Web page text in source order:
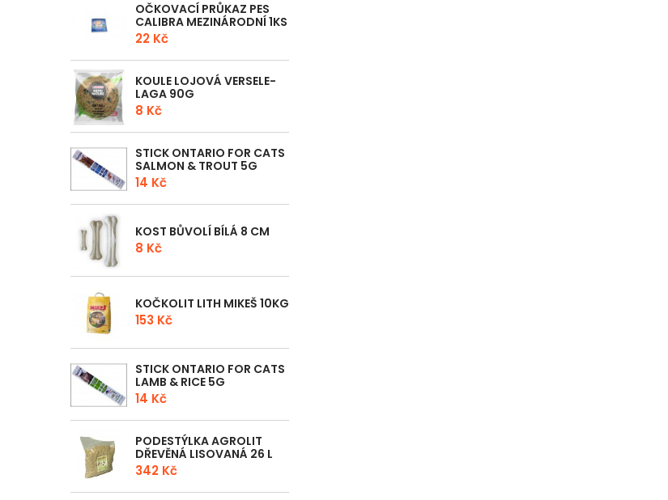
OČKOVACÍ PRŮKAZ PES
CALIBRA MEZINÁRODNÍ 1KS
22 Kč
KOULE LOJOVÁ VERSELE-
LAGA 90G
8 Kč
STICK ONTARIO FOR CATS
SALMON & TROUT 5G
14 Kč
KOST BŮVOLÍ BÍLÁ 8 CM
8 Kč
KOČKOLIT LITH MIKEŠ 10KG
153 Kč
STICK ONTARIO FOR CATS
LAMB & RICE 5G
14 Kč
PODESTÝLKA AGROLIT
DŘEVĚNÁ LISOVANÁ 26 L
342 Kč